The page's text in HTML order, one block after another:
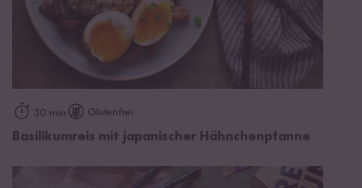
30 min Glutenfrei
Basilikumreis mit japanischer Hähnchenpfanne